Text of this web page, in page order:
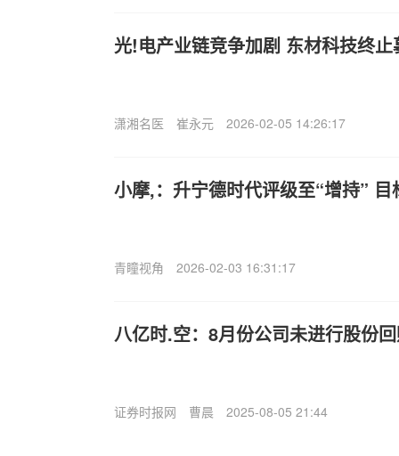
光!电产业链竞争加剧 东材科技终
潇湘名医 崔永元 2026-02-05 14:26:17
小摩,：升宁德时代评级至“增持”
青瞳视角 2026-02-03 16:31:17
八亿时.空：8月份公司未进行股份
证券时报网 曹晨 2025-08-05 21:44